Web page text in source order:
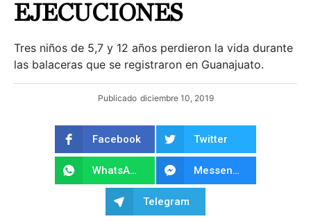
EJECUCIONES
Tres niños de 5,7 y 12 años perdieron la vida durante
las balaceras que se registraron en Guanajuato.
Publicado diciembre 10, 2019
Facebook Twitter
WhatsApp Messenger
Telegram